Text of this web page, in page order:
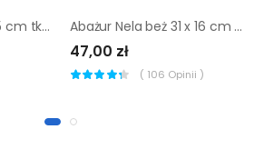
Abażur KLASYK 26 x 15 cm tkanina kremowy E27 Abażur Nela beż 31 x 16 cm H18 Art Abażur
47,00 zł
( 106 Opinii )